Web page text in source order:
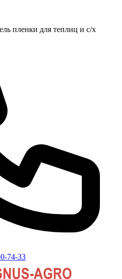
пленки для теплиц и с/х
74-33